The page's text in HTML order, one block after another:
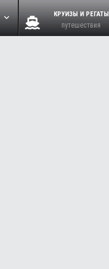
КРУИЗЫ И РЕГАТЫ
путешествия